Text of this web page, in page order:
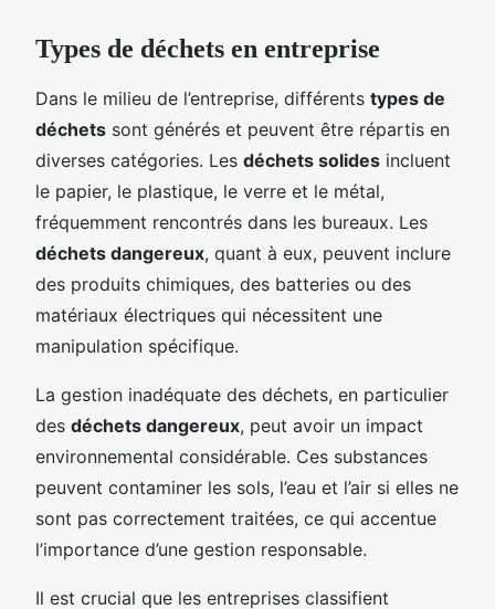
Types de déchets en entreprise
Dans le milieu de l’entreprise, différents types de
déchets sont générés et peuvent être répartis en
diverses catégories. Les déchets solides incluent
le papier, le plastique, le verre et le métal,
fréquemment rencontrés dans les bureaux. Les
déchets dangereux, quant à eux, peuvent inclure
des produits chimiques, des batteries ou des
matériaux électriques qui nécessitent une
manipulation spécifique.
La gestion inadéquate des déchets, en particulier
des déchets dangereux, peut avoir un impact
environnemental considérable. Ces substances
peuvent contaminer les sols, l’eau et l’air si elles ne
sont pas correctement traitées, ce qui accentue
l’importance d’une gestion responsable.
Il est crucial que les entreprises classifient